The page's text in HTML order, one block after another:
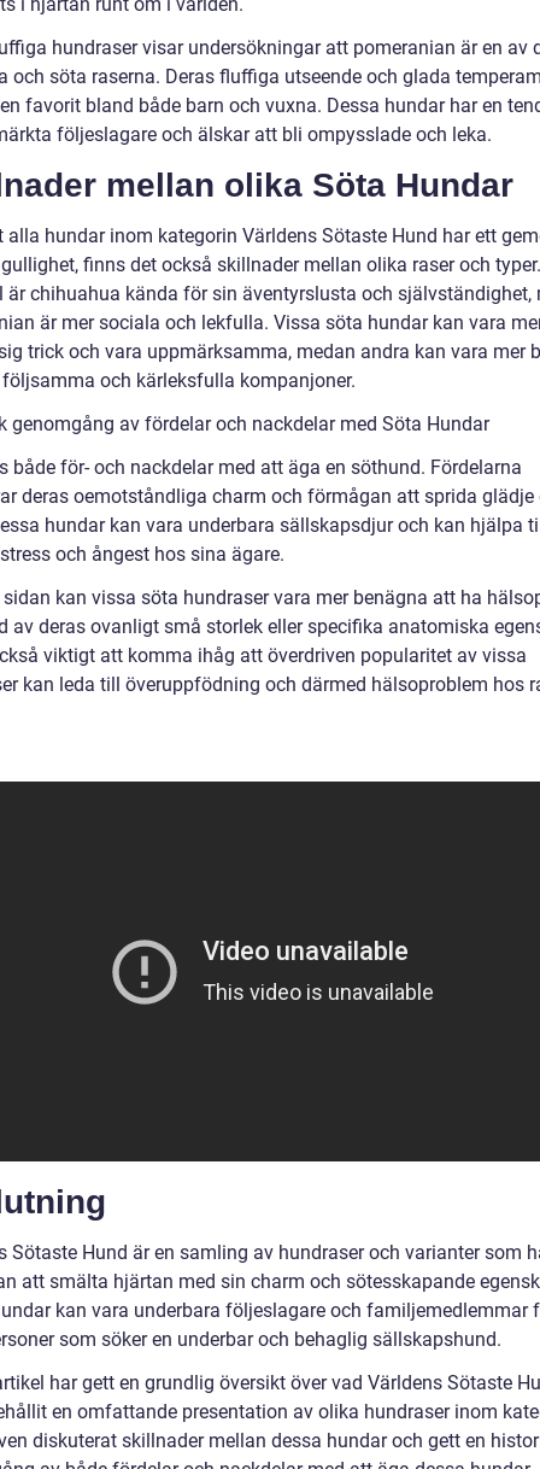
hundraser visar undersökningar att pomeranian är en av
och söta raserna. Deras fluffiga utseende och glada
favorit bland både barn och vuxna. Dessa hundar har en
följeslagare och älskar att bli ompysslade och leka.
mellan olika Söta Hundar
alla hundar inom kategorin Världens Sötaste Hund har ett
finns det också skillnader mellan olika raser och
är chihuahua kända för sin äventyrslusta och självständighet,
är mer sociala och lekfulla. Vissa söta hundar kan vara
trick och vara uppmärksamma, medan andra kan vara mer
och kärleksfulla kompanjoner.
genomgång av fördelar och nackdelar med Söta Hundar
både för- och nackdelar med att äga en söthund. Fördelarna
deras oemotståndliga charm och förmågan att sprida glädje
hundar kan vara underbara sällskapsdjur och kan hjälpa
och ångest hos sina ägare.
kan vissa söta hundraser vara mer benägna att ha
av deras ovanligt små storlek eller specifika anatomiska
viktigt att komma ihåg att överdriven popularitet av vissa
kan leda till överuppfödning och därmed hälsoproblem hos
Sötaste Hund är en samling av hundraser och varianter som
att smälta hjärtan med sin charm och sötesskapande
kan vara underbara följeslagare och familjemedlemmar
som söker en underbar och behaglig sällskapshund.
har gett en grundlig översikt över vad Världens Sötaste
en omfattande presentation av olika hundraser inom
diskuterat skillnader mellan dessa hundar och gett en